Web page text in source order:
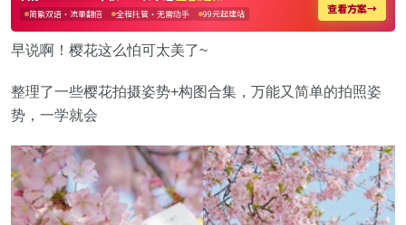
早说啊！樱花这么怕可太美了~
整理了一些樱花拍摄姿势+构图合集，万能又简单的拍照姿
势，一学就会